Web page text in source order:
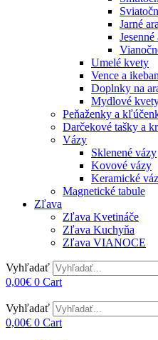
Jarné
Umelé kvety
Vence a
Doplnky na
Mydlové
Peňaženky a
Darčekové tašky a
Vázy
Sklenené vázy
Kovové vázy
Keramické
Magnetické tabule
Zľava
Zľava Kvetináče
Zľava Kuchyňa
Zľava VIANOCE
Vyhľadať
0,00€ 0 Cart
Vyhľadať
0,00€ 0 Cart